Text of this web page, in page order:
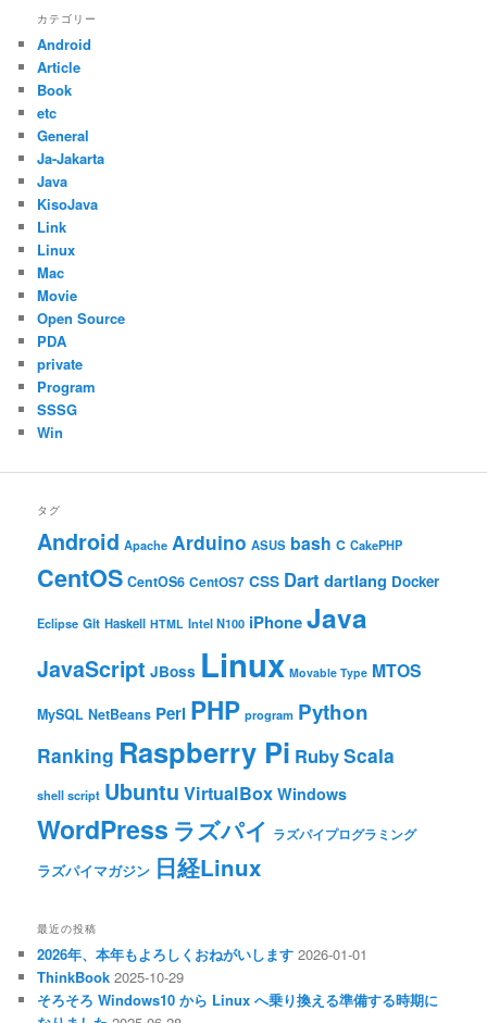
カテゴリー
Android
Article
Book
etc
General
Ja-Jakarta
Java
KisoJava
Link
Linux
Mac
Movie
Open Source
PDA
private
Program
SSSG
Win
タグ
Android Apache Arduino ASUS bash C CakePHP
CentOS CentOS6 CentOS7 CSS Dart dartlang Docker
Eclipse Git Haskell HTML Intel N100 iPhoneJava
JavaScript JBoss Linux Movable Type MTOS
MySQL NetBeans Perl PHP program Python
Ranking Raspberry Pi RubyScala
shell script Ubuntu VirtualBox Windows
WordPress ラズパイ ラズパイプログラミング
ラズパイマガジン 日経Linux
最近の投稿
2026年、本年もよろしくおねがいします 2026-01-01
ThinkBook 2025-10-29
そろそろ Windows10 から Linux へ乗り換える準備する時期に